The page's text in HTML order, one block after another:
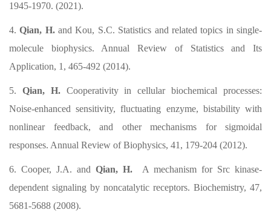
1945-1970. (2021).
4.Qian, H.and Kou, S.C. Statistics and related topics in single-
molecule biophysics. Annual Review of Statistics and Its
Application, 1, 465-492 (2014).
5. Qian, H.Cooperativity in cellular biochemical processes:
Noise-enhanced sensitivity, fluctuating enzyme, bistability with
nonlinear feedback, and other mechanisms for sigmoidal
responses. Annual Review of Biophysics, 41, 179-204 (2012).
6. Cooper, J.A. and Qian, H. A mechanism for Src kinase-
dependent signaling by noncatalytic receptors. Biochemistry, 47,
5681-5688 (2008).